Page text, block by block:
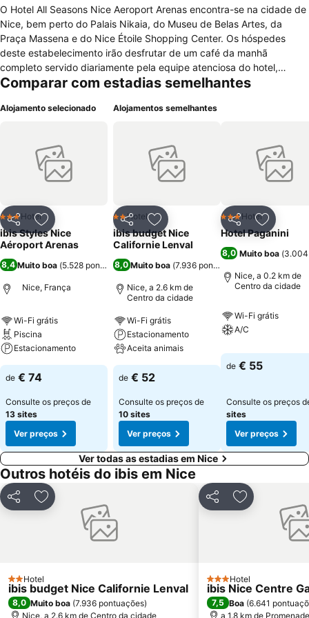
O Hotel All Seasons Nice Aeroport Arenas encontra-se na cidade de
Nice, bem perto do Palais Nikaia, do Museu de Belas Artes, da
Praça Massena e do Nice Étoile Shopping Center. Os hóspedes
deste estabelecimento irão desfrutar de um café da manhã
completo servido diariamente pela equipe atenciosa do hotel,
desfrutar de uma piscina externa ou aproveitar de serviços de
atendendo em horário limitado, equipada com cofre de segurança
dispõem de TV com canais via satélite, acesso à internet gratuita,
banheiro com secadores de cabelo e ducha, camas amplas e
janelas com vistas.
Comparar com estadias semelhantes
Alojamento selecionado
PartilharAdicionar aos favoritos
3 Estrelas
Hotel
ibis Styles Nice
Aéroport Arenas
8,4 Muito boa (5.528 pontuações)
Nice, França
Wi-Fi grátis
Piscina
Estacionamento
de € 74
Consulte os preços de
13 sites
Ver preços
Alojamentos semelhantes
PartilharAdicionar aos favoritos
2 Estrelas
Hotel
ibis budget Nice
Californie Lenval
8,0 Muito boa (7.936 pontuações
Nice, a 2.6 km de
Centro da cidade
Wi-Fi grátis
Estacionamento
Aceita animais
de € 52
Consulte os preços de
10 sites
Ver preços
Partilhar
3 Estrelas
Hotel
Hotel Paganini
8,0 Muito boa (3.004
Nice, a 0.2 km de
Centro da cidade
Wi-Fi grátis
A/C
de € 55
Consulte os preços
sites
Ver preços
Ver todas as estadias em Nice
Outros hotéis do ibis em Nice
PartilharAdicionar aos favoritos
2 Estrelas
Hotel
ibis budget Nice Californie Lenval
8,0 Muito boa (7.936 pontuações)
Nice, a 2.6 km de Centro da cidade
PartilharAdicionar
3 Estrelas
Hotel
ibis Nice Centre
7,5 Boa (6.641
a 1.8 km de